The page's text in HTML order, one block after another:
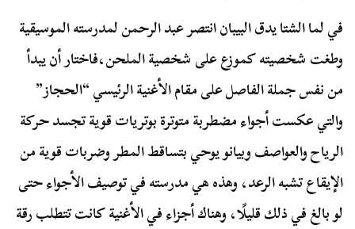
في لما الشتا يدق البيبان انتصر عبد الرحمن لمدرسته الموسيقية
وطغت شخصيته كموزع على شخصية الملحن،فاختار أن يبدأ
من نفس جملة الفاصل على مقام الأغنية الرئيسي “الحجاز”
والتي عكست أجواء مضطربة متوترة بوتريات قوية تجسد حركة
الرياح والعواصف وبيانو يوحي بتساقط المطر وضربات قوية من
الإيقاع تشبه الرعد، وهذه هي مدرسته في توصيف الأجواء حتى
لو بالغ في ذلك قليلًا، وهناك أجزاء في الأغنية كانت تتطلب رقة